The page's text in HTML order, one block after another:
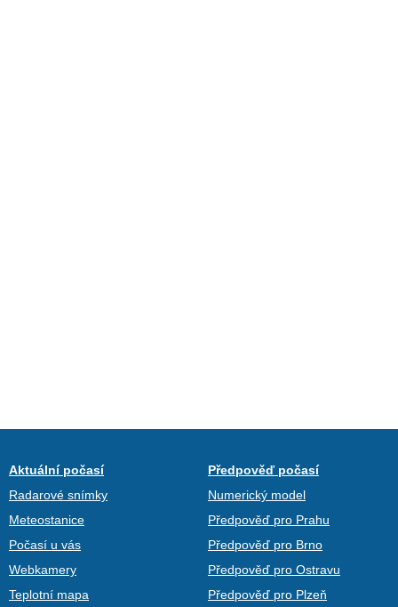
Aktuální počasí
Radarové snímky
Meteostanice
Počasí u vás
Webkamery
Teplotní mapa
Předpověď počasí
Numerický model
Předpověď pro Prahu
Předpověď pro Brno
Předpověď pro Ostravu
Předpověď pro Plzeň